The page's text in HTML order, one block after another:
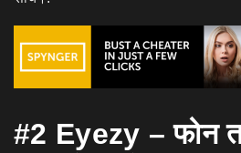
#2 Eyezy – फोन